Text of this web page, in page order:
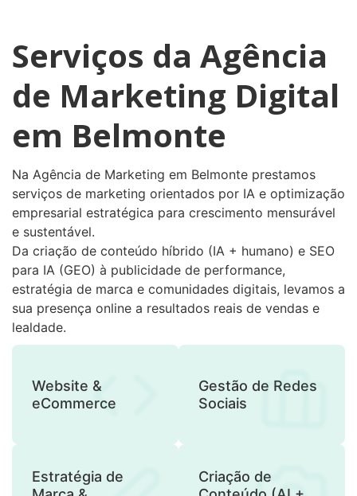
Serviços da Agência
de Marketing Digital
em Belmonte
Na Agência de Marketing em Belmonte prestamos
serviços de marketing orientados por IA e optimização
empresarial estratégica para crescimento mensurável
e sustentável.
Da criação de conteúdo híbrido (IA + humano) e SEO
para IA (GEO) à publicidade de performance,
estratégia de marca e comunidades digitais, levamos a
sua presença online a resultados reais de vendas e
lealdade.
Website &
eCommerce
Gestão de Redes
Sociais
Estratégia de
Criação de